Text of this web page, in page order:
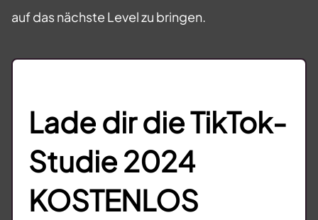
auf das nächste Level zu bringen.
Lade dir die TikTok-
Studie 2024
KOSTENLOS